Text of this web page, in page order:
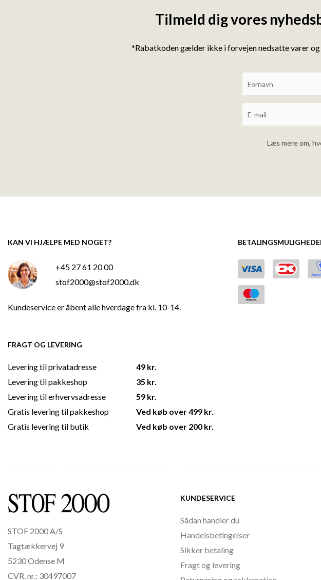
Tilmeld dig vores
*Rabatkoden gælder ikke i forvejen nedsatte varer
Læs mere om,
KAN VI HJÆLPE MED NOGET?
+45 27 61 20 00
stof2000@stof2000.dk
Kundeservice er åbent alle hverdage fra kl. 10-14.
FRAGT OG LEVERING
Levering til privatadresse
Levering til pakkeshop
Levering til erhvervsadresse
Gratis levering til pakkeshop
Gratis levering til butik
49 kr.
35 kr.
59 kr.
Ved køb over 499 kr.
Ved køb over 200 kr.
STOF 2000 A/S
Tagtækkervej 9
5230 Odense M
CVR. nr.: 30497007
KUNDESERVICE
Sådan handler du
Handelsbetingelser
Sikker betaling
Fragt og levering